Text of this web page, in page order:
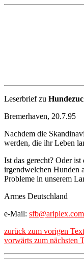
Leserbrief zu
Bremerhaven, 20.7.95
Nachdem die
werden, die ihr Leben
Ist das gerecht? Oder
irgendwelchen Hunden
Probleme in unserem
Armes Deutschland
e-Mail: sfb@ariplex.com
zurück zum vorigen Text
vorwärts zum nächsten